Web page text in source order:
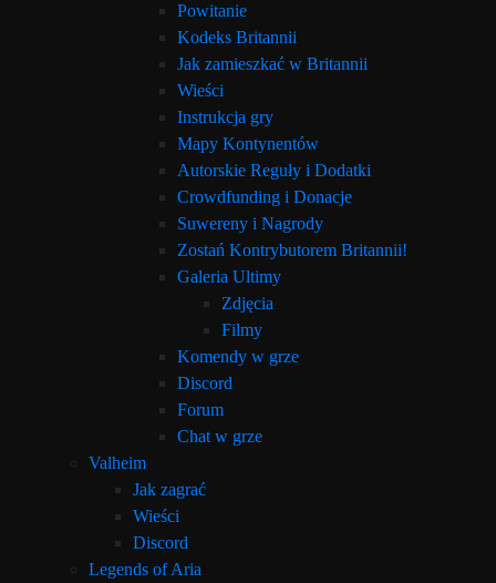
Powitanie
Kodeks Britannii
Jak zamieszkać w Britannii
Wieści
Instrukcja gry
Mapy Kontynentów
Autorskie Reguły i Dodatki
Crowdfunding i Donacje
Suwereny i Nagrody
Zostań Kontrybutorem Britannii!
Galeria Ultimy
Zdjęcia
Filmy
Komendy w grze
Discord
Forum
Chat w grze
Valheim
Jak zagrać
Wieści
Discord
Legends of Aria